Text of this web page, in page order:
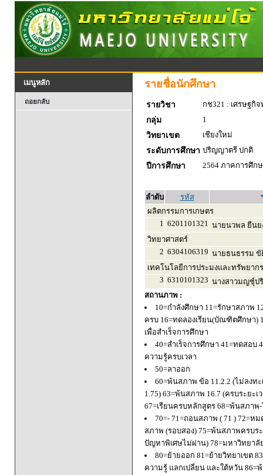
เมนูหลัก
ถอยกลับ
รายชื่อนักศึกษา
รายวิชา
กช321 : เศรษฐกิ
กลุ่ม
1
วิทยาเขต
เชียงใหม่
ระดับการศึกษา ปริญญาตรี ปกติ
ปีการศึกษา
2564 ภาคการศึก
ลำดับ
รหัส
ผลิตกรรมการเกษตร
1 6201101321 นายนวพล ยืนย
วิทยาศาสตร์
2 6304106319 นายธนธรรม ขั
เทคโนโลยีการประมงและทรัพยาก
3 6310101323 นางสาวมญชุ์ป
สถานภาพ :
10=กำลังศึกษา 11=รักษาสภาพ
ครบ 16=ทดลองเรียน(บัณฑิตศึกษา)
เพื่อสำเร็จการศึกษา
40=สำเร็จการศึกษา 41=ทดสอบ
ความรู้ครบเวลา
50=ลาออก
60=พ้นสภาพ ข้อ 11.2.2 (ไม่ลงท
1.75) 63=พ้นสภาพ 16.7 (ครบระยะ
67=เรียนครบหลักสูตร 68=พ้นสภา
70=- 71=ถอนสภาพ ( 71 ) 72=
สภาพ (รอบสอง) 75=พ้นสภาพครบ
ปัญหาพิเศษไม่ผ่าน) 78=มหาวิทยา
80=ย้ายออก 81=ย้ายวิทยาเขต
ความรู้ แลกเปลี่ยน และใต้หวัน